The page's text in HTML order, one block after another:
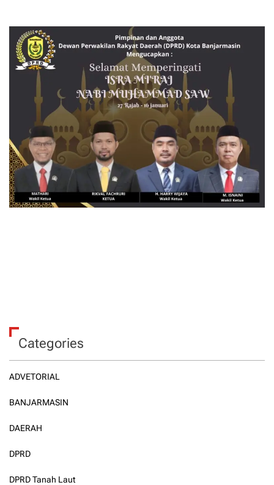
Categories
ADVETORIAL
BANJARMASIN
DAERAH
DPRD
DPRD Tanah Laut